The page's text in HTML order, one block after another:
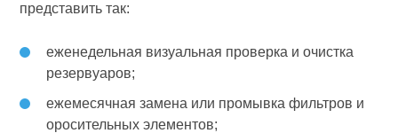
представить так:
еженедельная визуальная проверка и очистка
резервуаров;
ежемесячная замена или промывка фильтров и
оросительных элементов;